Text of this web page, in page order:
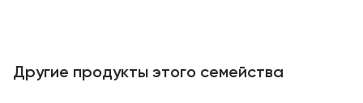
Другие продукты этого семейства